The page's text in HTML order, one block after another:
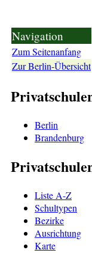
Navigation
Zum Seitenanfang
Zur Berlin-Übersicht
Berlin
Brandenburg
Liste A-Z
Schultypen
Bezirke
Ausrichtung
Karte